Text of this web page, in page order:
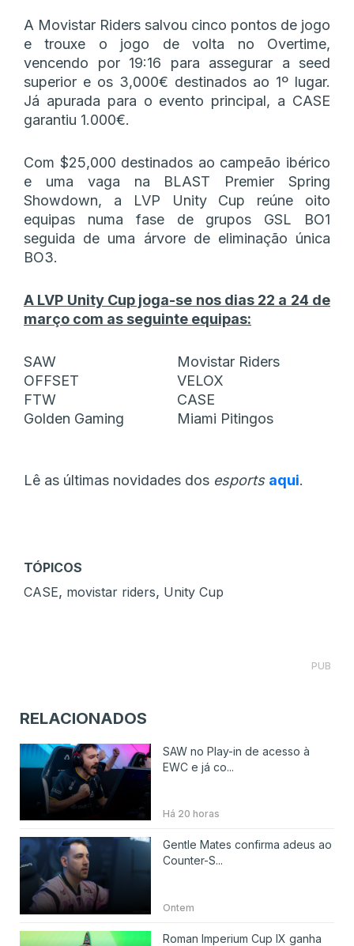
A Movistar Riders salvou cinco pontos de jogo
e trouxe o jogo de volta no Overtime,
vencendo por 19:16 para assegurar a seed
superior e os 3,000€ destinados ao 1º lugar.
Já apurada para o evento principal, a CASE
garantiu 1.000€.
Com $25,000 destinados ao campeão ibérico
e uma vaga na BLAST Premier Spring
Showdown, a LVP Unity Cup reúne oito
equipas numa fase de grupos GSL BO1
seguida de uma árvore de eliminação única
BO3.
A LVP Unity Cup joga-se nos dias 22 a 24 de
março com as seguinte equipas:
SAW
Movistar Riders
OFFSET
VELOX
FTW
CASE
Golden Gaming
Miami Pitingos
Lê as últimas novidades dos esports aqui.
TÓPICOS
CASE, movistar riders, Unity Cup
PUB
RELACIONADOS
SAW no Play-in de acesso à
EWC e já co...
Há 20 horas
Gentle Mates confirma adeus ao
Counter-S...
Ontem
Roman Imperium Cup IX ganha